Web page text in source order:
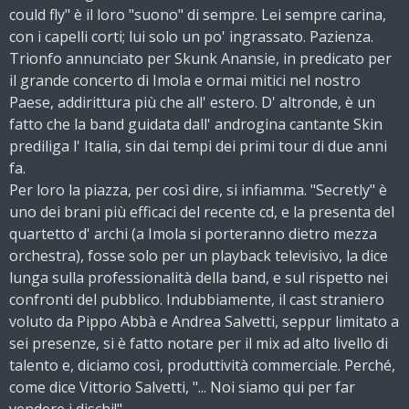
could fly" è il loro "suono" di sempre. Lei sempre carina,
con i capelli corti; lui solo un po' ingrassato. Pazienza.
Trionfo annunciato per Skunk Anansie, in predicato per
il grande concerto di Imola e ormai mitici nel nostro
Paese, addirittura più che all' estero. D' altronde, è un
fatto che la band guidata dall' androgina cantante Skin
prediliga l' Italia, sin dai tempi dei primi tour di due anni
fa.
Per loro la piazza, per così dire, si infiamma. "Secretly" è
uno dei brani più efficaci del recente cd, e la presenta del
quartetto d' archi (a Imola si porteranno dietro mezza
orchestra), fosse solo per un playback televisivo, la dice
lunga sulla professionalità della band, e sul rispetto nei
confronti del pubblico. Indubbiamente, il cast straniero
voluto da Pippo Abbà e Andrea Salvetti, seppur limitato a
sei presenze, si è fatto notare per il mix ad alto livello di
talento e, diciamo così, produttività commerciale. Perché,
come dice Vittorio Salvetti, "... Noi siamo qui per far